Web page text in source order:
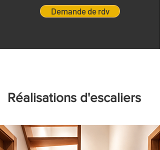
Demande de rdv
Réalisations d'escaliers